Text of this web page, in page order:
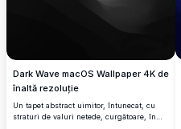
Dark Wave macOS Wallpaper 4K de
înaltă rezoluție
Un tapet abstract uimitor, întunecat, cu
straturi de valuri netede, curgătoare, în